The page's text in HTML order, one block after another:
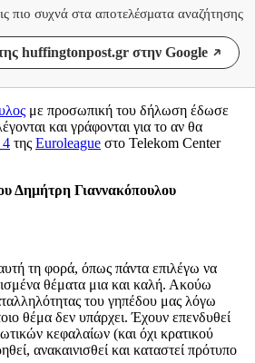
πιο συχνά στα αποτελέσματα αναζήτησης
huffingtonpost.gr στην Google
με προσωπική του δήλωση έδωσε
και γράφονται για το αν θα
4 της Euroleague στο Telekom Center
Δημήτρη Γιαννακόπουλου
τη φορά, όπως πάντα επιλέγω να
θέματα μια και καλή. Ακούω
του γηπέδου μας λόγω
θέμα δεν υπάρχει. Έχουν επενδυθεί
κεφαλαίων (και όχι κρατικού
ανακαινισθεί και καταστεί πρότυπο